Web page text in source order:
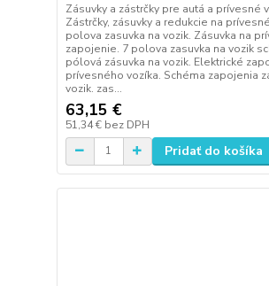
Zásuvky a zástrčky pre autá a prívesné
Zástrčky, zásuvky a redukcie na
polova zasuvka na vozik. Zásuvka na
zapojenie. 7 polova zasuvka na vozik
pólová zásuvka na vozik. Elektrické
prívesného vozíka. Schéma zapojenia
vozik. zas...
63,15 €
51,34 € bez DPH
Pridať do košíka